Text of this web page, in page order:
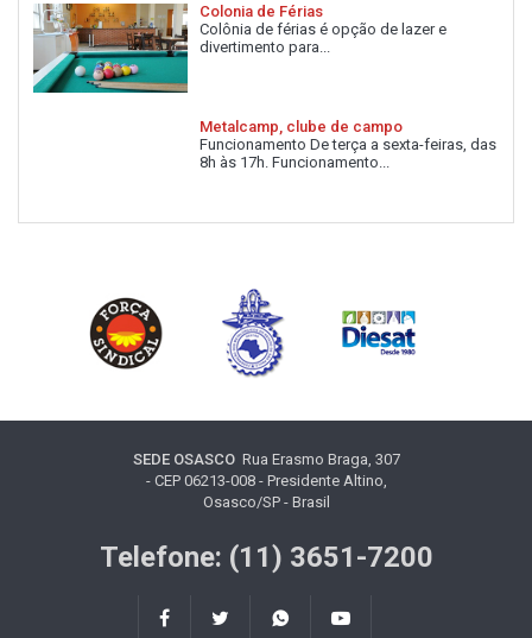
Colonia de Férias
Colônia de férias é opção de lazer e
divertimento para...
Metalcamp, clube de campo
Funcionamento De terça a sexta-feiras, das
8h às 17h. Funcionamento...
SEDE OSASCORua Erasmo Braga, 307
- CEP 06213-008 - Presidente Altino,
Osasco/SP - Brasil
Telefone: (11) 3651-7200